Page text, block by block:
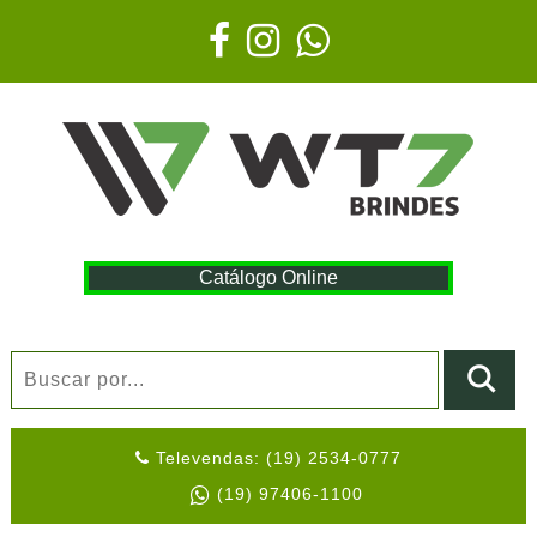
Catálogo Online
Televendas: (19) 2534-0777
(19) 97406-1100